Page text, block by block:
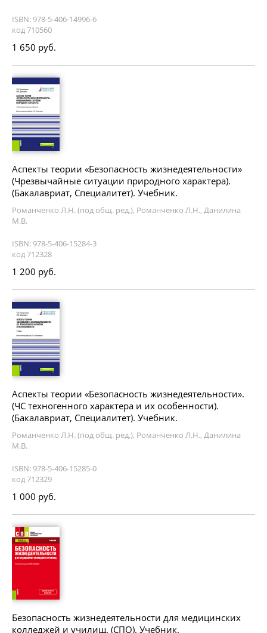
ISBN: 978-5-406-14996-6
код 710560
1 650 руб.
Аспекты теории «Безопасность жизнедеятельности»
(Чрезвычайные ситуации природного характера).
(Бакалавриат, Специалитет). Учебник.
Романченко Л.Н. (под общ. ред.), Романченко Л.Н., Данилина
М.В.
ISBN: 978-5-406-15284-3
код 712328
1 200 руб.
Аспекты теории «Безопасность жизнедеятельности».
(ЧС техногенного характера и их особенности).
(Бакалавриат, Специалитет). Учебник.
Романченко Л.Н. (под общ. ред.), Романченко Л.Н., Данилина
М.В.
ISBN: 978-5-406-15285-0
код 712329
1 000 руб.
Безопасность жизнедеятельности для медицинских
колледжей и училищ. (СПО). Учебник.